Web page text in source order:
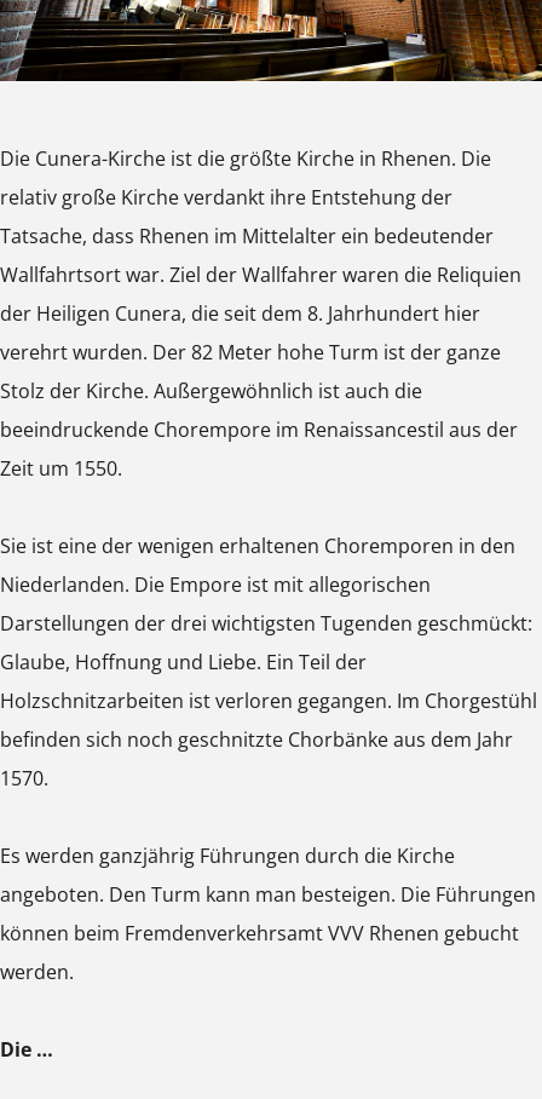
i
r
c
e
-
K
i
c
h
e
a
-
K
r
c
h
e
a
-
K
r
c
h
e
Die Cunera-Kirche ist die größte Kirche in Rhenen. Die
relativ große Kirche verdankt ihre Entstehung der
Tatsache, dass Rhenen im Mittelalter ein bedeutender
Wallfahrtsort war. Ziel der Wallfahrer waren die Reliquien
der Heiligen Cunera, die seit dem 8. Jahrhundert hier
verehrt wurden. Der 82 Meter hohe Turm ist der ganze
Stolz der Kirche. Außergewöhnlich ist auch die
beeindruckende Chorempore im Renaissancestil aus der
Zeit um 1550.
Sie ist eine der wenigen erhaltenen Choremporen in den
Niederlanden. Die Empore ist mit allegorischen
Darstellungen der drei wichtigsten Tugenden geschmückt:
Glaube, Hoffnung und Liebe. Ein Teil der
Holzschnitzarbeiten ist verloren gegangen. Im Chorgestühl
befinden sich noch geschnitzte Chorbänke aus dem Jahr
1570.
Es werden ganzjährig Führungen durch die Kirche
angeboten. Den Turm kann man besteigen. Die Führungen
können beim Fremdenverkehrsamt VVV Rhenen gebucht
werden.
Die …